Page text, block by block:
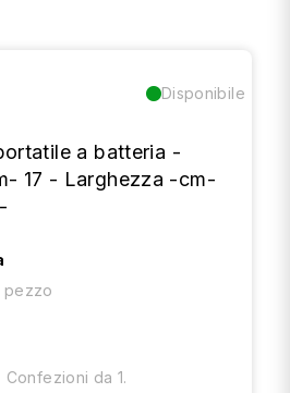
Disponibile
a batteria -
17 - Larghezza -cm-
pezzo
Confezioni da 1.